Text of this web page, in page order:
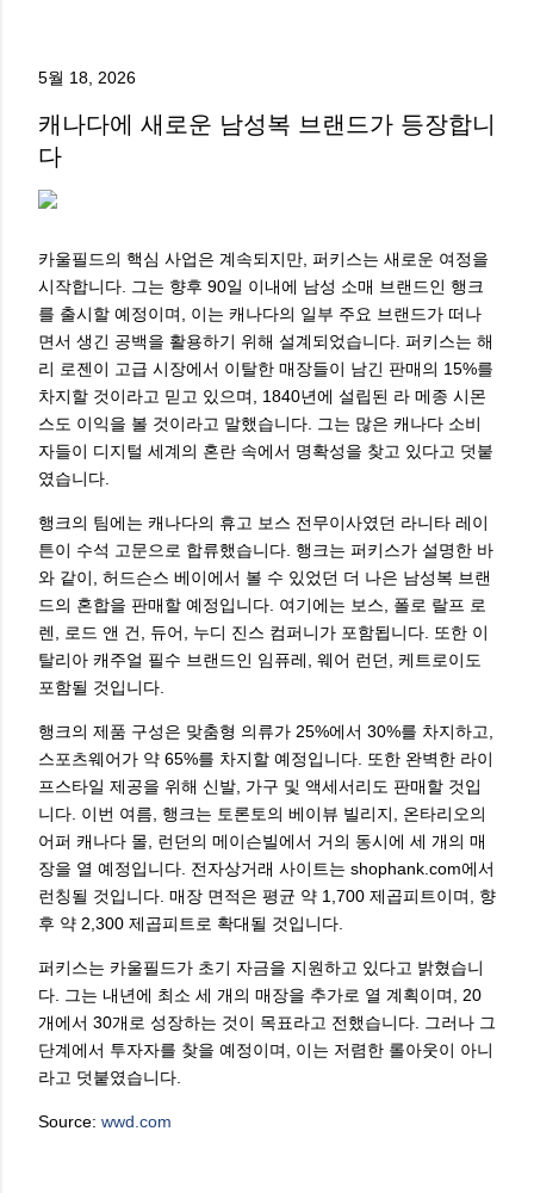
5월 18, 2026
캐나다에 새로운 남성복 브랜드가 등장합니
다
카울필드의 핵심 사업은 계속되지만, 퍼키스는 새로운 여정을
시작합니다. 그는 향후 90일 이내에 남성 소매 브랜드인 행크
를 출시할 예정이며, 이는 캐나다의 일부 주요 브랜드가 떠나
면서 생긴 공백을 활용하기 위해 설계되었습니다. 퍼키스는 해
리 로젠이 고급 시장에서 이탈한 매장들이 남긴 판매의 15%를
차지할 것이라고 믿고 있으며, 1840년에 설립된 라 메종 시몬
스도 이익을 볼 것이라고 말했습니다. 그는 많은 캐나다 소비
자들이 디지털 세계의 혼란 속에서 명확성을 찾고 있다고 덧붙
였습니다.
행크의 팀에는 캐나다의 휴고 보스 전무이사였던 라니타 레이
튼이 수석 고문으로 합류했습니다. 행크는 퍼키스가 설명한 바
와 같이, 허드슨스 베이에서 볼 수 있었던 더 나은 남성복 브랜
드의 혼합을 판매할 예정입니다. 여기에는 보스, 폴로 랄프 로
렌, 로드 앤 건, 듀어, 누디 진스 컴퍼니가 포함됩니다. 또한 이
탈리아 캐주얼 필수 브랜드인 임퓨레, 웨어 런던, 케트로이도
포함될 것입니다.
행크의 제품 구성은 맞춤형 의류가 25%에서 30%를 차지하고,
스포츠웨어가 약 65%를 차지할 예정입니다. 또한 완벽한 라이
프스타일 제공을 위해 신발, 가구 및 액세서리도 판매할 것입
니다. 이번 여름, 행크는 토론토의 베이뷰 빌리지, 온타리오의
어퍼 캐나다 몰, 런던의 메이슨빌에서 거의 동시에 세 개의 매
장을 열 예정입니다. 전자상거래 사이트는 shophank.com에서
런칭될 것입니다. 매장 면적은 평균 약 1,700 제곱피트이며, 향
후 약 2,300 제곱피트로 확대될 것입니다.
퍼키스는 카울필드가 초기 자금을 지원하고 있다고 밝혔습니
다. 그는 내년에 최소 세 개의 매장을 추가로 열 계획이며, 20
개에서 30개로 성장하는 것이 목표라고 전했습니다. 그러나 그
단계에서 투자자를 찾을 예정이며, 이는 저렴한 롤아웃이 아니
라고 덧붙였습니다.
Source: wwd.com